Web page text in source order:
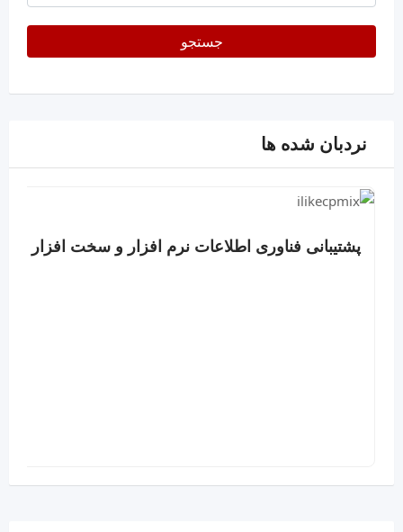
جستجو
نردبان شده ها
پشتیبانی فناوری اطلاعات نرم افزار و سخت افزار